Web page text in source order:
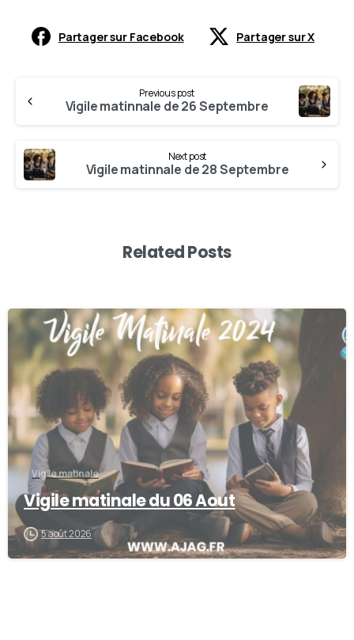
Partager sur Facebook Partager sur X
Previous post
Vigile matinnale de 26 Septembre
Next post
Vigile matinnale de 28 Septembre
Related Posts
Vigile matinale
Vigile matinale du 06 Aout
5 août 2026